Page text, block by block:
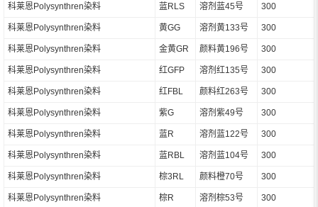
科莱恩Polysynthren染料 蓝RLS 溶剂蓝45号 300
科莱恩Polysynthren染料 黄GG 溶剂黄133号 300
科莱恩Polysynthren染料 金黄GR 颜料黄196号 300
科莱恩Polysynthren染料 红GFP 溶剂红135号 300
科莱恩Polysynthren染料 红FBL 颜料红263号 300
科莱恩Polysynthren染料 紫G 溶剂紫49号 300
科莱恩Polysynthren染料 蓝R 溶剂蓝122号 300
科莱恩Polysynthren染料 蓝RBL 溶剂蓝104号 300
科莱恩Polysynthren染料 棕3RL 颜料橙70号 300
科莱恩Polysynthren染料 棕R 溶剂棕53号 300